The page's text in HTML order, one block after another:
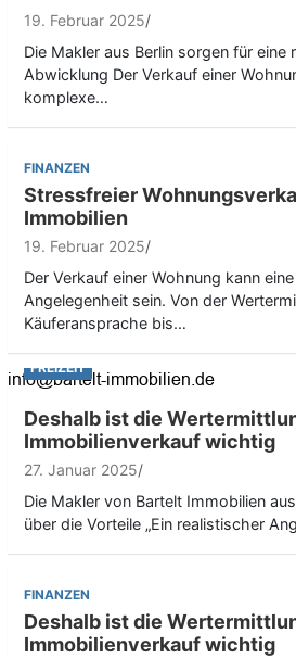
19. Februar 2025
Die Makler aus Berlin sorgen für eine
Abwicklung Der Verkauf einer
komplexe…
FINANZEN
Stressfreier
Immobilien
19. Februar 2025
Der Verkauf einer Wohnung kann
Angelegenheit sein. Von der
Käuferansprache bis…
FREIZEIT
Deshalb ist die
Immobilienverkauf wichtig
27. Januar 2025
Die Makler von Bartelt Immobilien
über die Vorteile „Ein realistischer
FINANZEN
Deshalb ist die
Immobilienverkauf wichtig